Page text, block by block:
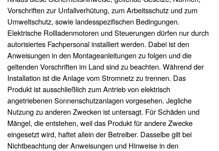
Vorschriften zur Unfallverhütung, zum Arbeitsschutz und zum
Umweltschutz, sowie landesspezifischen Bedingungen.
Elektrische Rollladenmotoren und Steuerungen dürfen nur durch
autorisiertes Fachpersonal installiert werden. Dabei ist den
Anweisungen in den Montageanleitungen zu folgen und die
geltenden Vorschriften im Land sind zu beachten. Während der
Installation ist die Anlage vom Stromnetz zu trennen. Das
Produkt ist ausschließlich zum Antrieb von elektrisch
angetriebenen Sonnenschutzanlagen vorgesehen. Jegliche
Nutzung zu anderen Zwecken ist untersagt. Für Schäden und
Mängel, die entstehen, weil das Produkt für andere Zwecke
eingesetzt wird, haftet allein der Betreiber. Dasselbe gilt bei
Nichtbeachtung der Anweisungen und Hinweise in den